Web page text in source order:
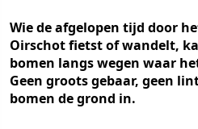
Wie de afgelopen tijd door
Oirschot fietst of wandelt,
bomen langs wegen waar
Geen groots gebaar, geen
bomen de grond in.